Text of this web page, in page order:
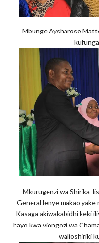
Mbunge Aysharose
Mkurugenzi wa Shirika
General lenye makao yake
Kasaga akiwakabidhi keki
hayo kwa viongozi wa
walioshiriki